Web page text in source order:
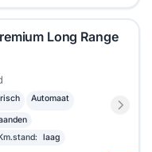
Long Range
Automaat
laag